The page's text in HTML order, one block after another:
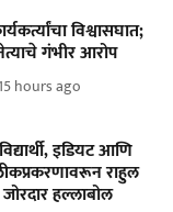
विश्वासघात;
गंभीर आरोप
15 hours ago
इडियट आणि
राहुल
हल्लाबोल